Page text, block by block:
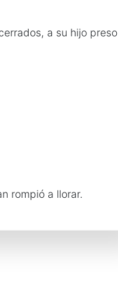
a su hijo preso
rompió a llorar.